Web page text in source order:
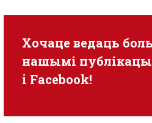
Хочаце ведаць
нашымі
i Facebook!